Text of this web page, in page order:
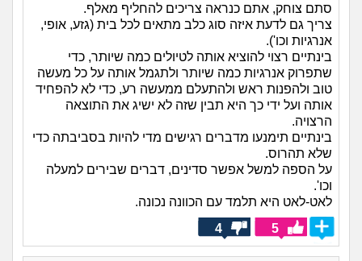
סתם צוחק, אתם כנראה צריכים להחליף מאלף.
צריך גם לדעת איזה סוג כלב מתאים לכל בית (גזע, אופי,
אנרגיות וכו').
בינתיים רצוי להוציא אותה לטיולים כמה שיותר, כדי
שתפרוק אנרגיות כמה שיותר ולתגמל אותה על כל מעשה
טוב ולהפנות ראש ולהתעלם ממעשה רע, כדי לא להפחיד
אותה ועל ידי כך היא תבין שזה לא ישיג את התוצאה
הרצויה.
בינתיים תימנעו מדברים רגישים מדי להיות בסביבתה כדי
שלא תהרוס.
על הספה למשל אפשר סדינים, דברים שבירים למעלה
וכו'.
לאט-לאט היא תלמד עם הכוונה נכונה.
5
4